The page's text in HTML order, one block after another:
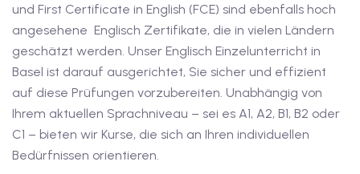
mit Gutschein
mit
und First Certificate in English (FCE) sind ebenfalls hoch
angesehene Englisch Zertifikate, die in vielen Ländern
geschätzt werden. Unser Englisch Einzelunterricht in
Basel ist darauf ausgerichtet, Sie sicher und effizient
auf diese Prüfungen vorzubereiten. Unabhängig von
Ihrem aktuellen Sprachniveau – sei es A1, A2, B1, B2 oder
C1 – bieten wir Kurse, die sich an Ihren individuellen
Bedürfnissen orientieren.